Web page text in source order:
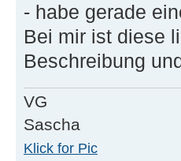
- habe gerade
Bei mir ist diese
Beschreibung
VG
Sascha
Klick for Pic